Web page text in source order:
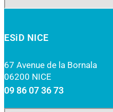
ESiD NICE
67 Avenue de la Bornala
06200 NICE
09 86 07 36 73